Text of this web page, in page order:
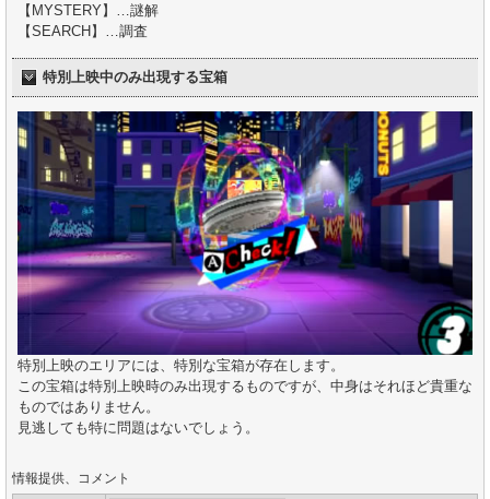
【MYSTERY】…謎解
【SEARCH】…調査
特別上映中のみ出現する宝箱
特別上映のエリアには、特別な宝箱が存在します。
この宝箱は特別上映時のみ出現するものですが、中身はそれほど貴重な
ものではありません。
見逃しても特に問題はないでしょう。
情報提供、コメント